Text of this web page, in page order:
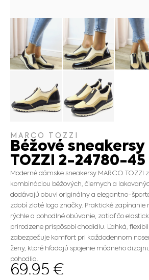
MARCO TOZZI
Béžové sneakersy
TOZZI 2-24780-45
Moderné dámske sneakersy MARCO TOZZI
kombináciou béžových, čiernych a
dodávajú obuvi originálny a elegantno-
zdobí zlaté logo značky. Praktické zapínanie
rýchle a pohodlné obúvanie, zatiaľ čo
prirodzene prispôsobí chodidlu. Ľahká,
zabezpečuje komfort pri každodennom
ženy, ktoré hľadajú spojenie módneho
pohodlia.
69.95 €